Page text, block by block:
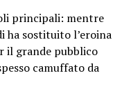
principali: mentre
ha sostituito l’eroina
il grande pubblico
camuffato da